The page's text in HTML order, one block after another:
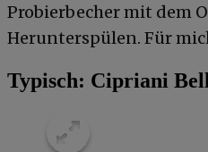
Probierbecher mit dem
Herunterspülen. Für
Typisch: Cipriani